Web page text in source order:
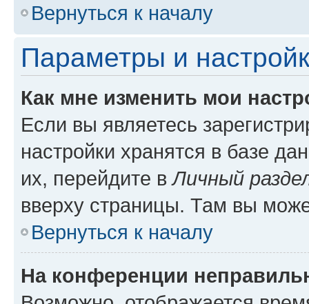
Вернуться к началу
Параметры и
Как мне изменить мои
Если вы являетесь
настройки хранятся в базе
их, перейдите вЛичный
вверху страницы. Там вы
Вернуться к началу
На конференции